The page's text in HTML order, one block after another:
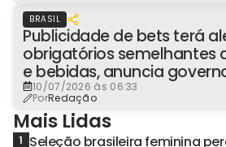
BRASIL
Publicidade de bets terá
obrigatórios semelhantes
e bebidas, anuncia
10/07/2026 às 06:33
PorRedação
Mais Lidas
1 Seleção brasileira feminina